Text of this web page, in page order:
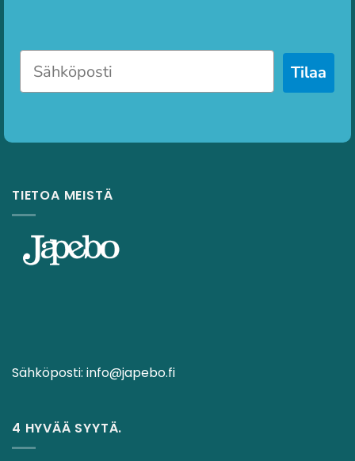
Tilaa
TIETOA MEISTÄ
Sähköposti: info@japebo.fi
4 HYVÄÄ SYYTÄ.